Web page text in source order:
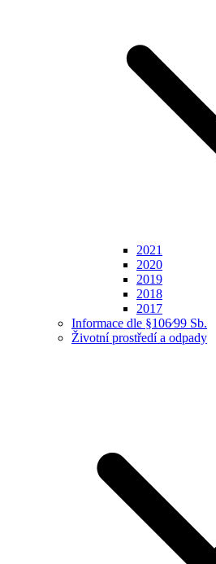
2021
2020
2019
2018
2017
Informace dle §106⁄99 Sb.
Životní prostředí a odpady